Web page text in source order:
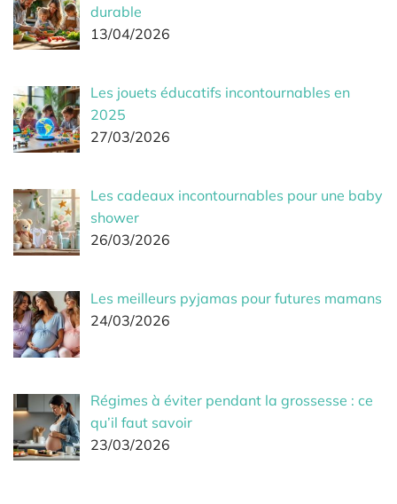
durable
13/04/2026
Les jouets éducatifs incontournables en
2025
27/03/2026
Les cadeaux incontournables pour une baby
shower
26/03/2026
Les meilleurs pyjamas pour futures mamans
24/03/2026
Régimes à éviter pendant la grossesse : ce
qu’il faut savoir
23/03/2026